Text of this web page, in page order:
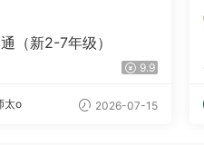
（新2-7年级）
9.9
太o 2026-07-15